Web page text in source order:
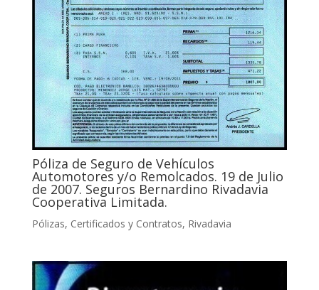
Póliza de Seguro de Vehículos
Automotores y/o Remolcados. 19 de Julio
de 2007. Seguros Bernardino Rivadavia
Cooperativa Limitada.
Pólizas, Certificados y Contratos, Rivadavia